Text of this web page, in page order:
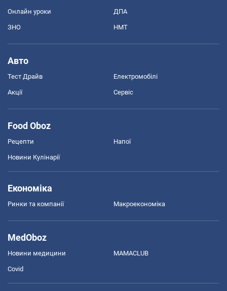
Онлайн уроки ДПА
ЗНО НМТ
Авто
Тест Драйв Електромобілі
Акції Сервіс
Food Oboz
Рецепти Напої
Новини Кулінарії
Економіка
Ринки та компанії Макроекономіка
MedOboz
Новини медицини MAMACLUB
Covid